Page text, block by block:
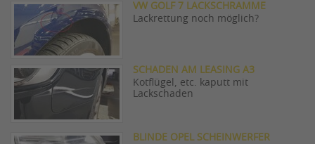
VW GOLF 7 LACKSCHRAMME
Lackrettung noch möglich?
SCHADEN AM LEASING A3
Kotflügel, etc. kaputt mit
Lackschaden
BLINDE OPEL SCHEINWERFER